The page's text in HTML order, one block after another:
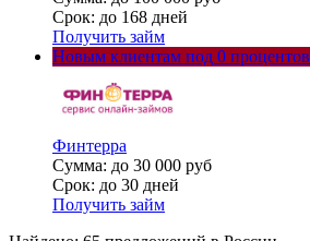
Срок: до 168 дней
Получить займ
Новым клиентам под 0 процентов
Финтерра
Сумма: до 30 000 руб
Срок: до 30 дней
Получить займ